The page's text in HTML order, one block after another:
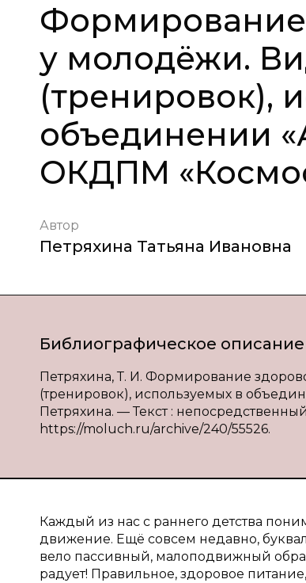
Формирование
у молодёжи.
(тренировок),
объединении
ОКДПМ
Автор
Петряхина Татьяна Ивановна
Библиографическое описание
Петряхина, Т. И. Формирование
(тренировок), используемых в
Петряхина. — Текст :
https://moluch.ru/archive/240/55526.
Каждый из нас с раннего детства
движение. Ещё совсем недавно,
вело пассивный, малоподвижный
радует! Правильное, здоровое